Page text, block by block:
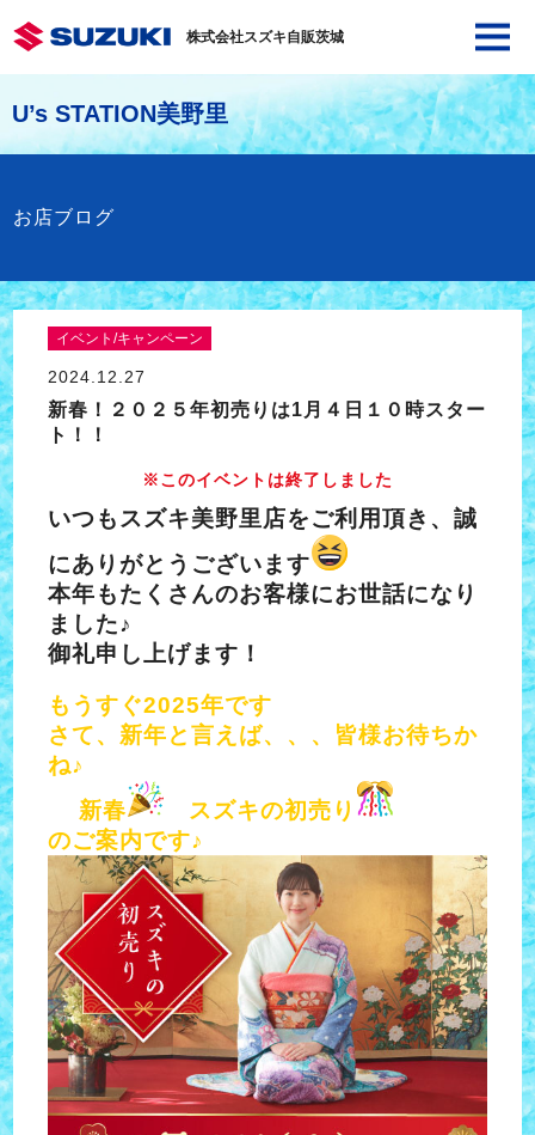
株式会社スズキ自販茨城
U’s STATION美野里
お店ブログ
イベント/キャンペーン
2024.12.27
新春！２０２５年初売りは1月４日１０時スター
ト！！
※このイベントは終了しました
いつもスズキ美野里店をご利用頂き、誠
にありがとうございます
本年もたくさんのお客様にお世話になり
ました♪
御礼申し上げます！
もうすぐ2025年です
さて、新年と言えば、、、皆様お待ちか
ね♪
新春
スズキの初売り
のご案内です♪